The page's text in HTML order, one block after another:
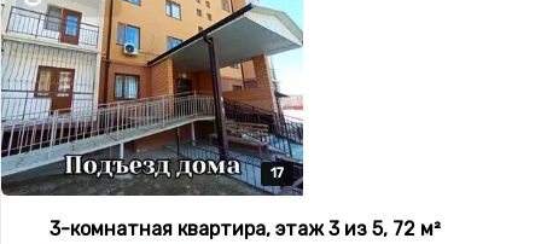
17
17
17
17
17
3-комнатная квартира, этаж 3 из 5, 72 м²